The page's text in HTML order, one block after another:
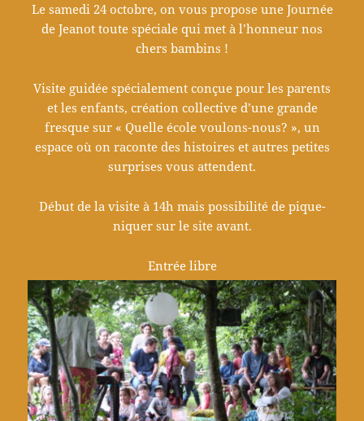
Le samedi 24 octobre, on vous propose une Journée
de Jeanot toute spéciale qui met à l’honneur nos
chers bambins !
Visite guidée spécialement conçue pour les parents
et les enfants, création collective d’une grande
fresque sur « Quelle école voulons-nous? », un
espace où on raconte des histoires et autres petites
surprises vous attendent.
Début de la visite à 14h mais possibilité de pique-
niquer sur le site avant.
Entrée libre